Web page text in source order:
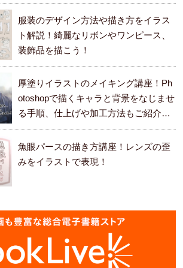
服装のデザイン方法や描き方をイラス
ト解説！綺麗なリボンやワンピース、
装飾品を描こう！
厚塗りイラストのメイキング講座！Ph
otoshopで描くキャラと背景をなじませ
る手順、仕上げや加工方法もご紹介し
ます。
魚眼パースの描き方講座！レンズの歪
みをイラストで表現！